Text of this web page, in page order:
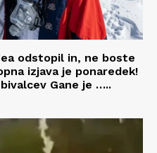
odstopil in, ne boste
izjava je ponaredek!
Gane je …..